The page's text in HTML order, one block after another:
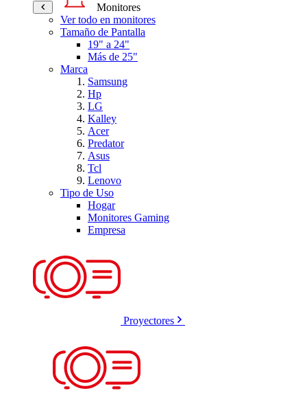
Monitores
Ver todo en monitores
Tamaño de Pantalla
19" a 24"
Más de 25"
Marca
Samsung
Hp
LG
Kalley
Acer
Predator
Asus
Tcl
Lenovo
Tipo de Uso
Hogar
Monitores Gaming
Empresa
Proyectores